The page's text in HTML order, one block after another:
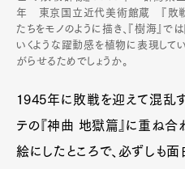
年 東京国立近代美術館蔵 『敗戦
たちをモノのように描き、『樹海』
いくような躍動感を植物に表現して
がらせるためでしょうか。
1945年に敗戦を迎えて混乱
テの『神曲 地獄篇』に重ね合
絵にしたところで、必ずしも面